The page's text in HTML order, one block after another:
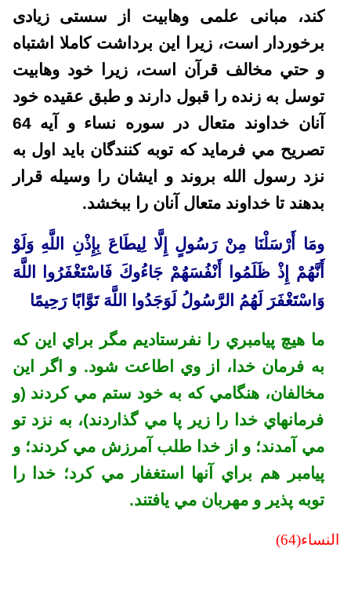
کند، مبانی علمی وهابیت از سستی زیادی
برخوردار است، زيرا اين برداشت کاملا اشتباه
و حتي مخالف قرآن است، زيرا خود وهابیت
توسل به زنده را قبول دارند و طبق عقيده خود
آنان خداوند متعال در سوره نساء و آيه 64
تصريح مي فرمايد که توبه کنندگان بايد اول به
نزد رسول الله بروند و ايشان را وسيله قرار
بدهند تا خداوند متعال آنان را ببخشد.
ومَا أَرْسَلْنَا مِنْ رَسُولٍ إِلَّا لِيطَاعَ بِإِذْنِ اللَّهِ وَلَوْ
أَنَّهُمْ إِذْ ظَلَمُوا أَنْفُسَهُمْ جَاءُوكَ فَاسْتَغْفَرُوا اللَّهَ
وَاسْتَغْفَرَ لَهُمُ الرَّسُولُ لَوَجَدُوا اللَّهَ تَوَّابًا رَحِيمًا
ما هيچ پيامبري را نفرستاديم مگر براي اين كه
به فرمان خدا، از وي اطاعت شود. و اگر اين
مخالفان، هنگامي كه به خود ستم مي كردند (و
فرمانهاي خدا را زير پا مي گذاردند)، به نزد تو
مي آمدند؛ و از خدا طلب آمرزش مي كردند؛ و
پيامبر هم براي آنها استغفار مي كرد؛ خدا را
توبه پذير و مهربان مي يافتند.
النساء(64)